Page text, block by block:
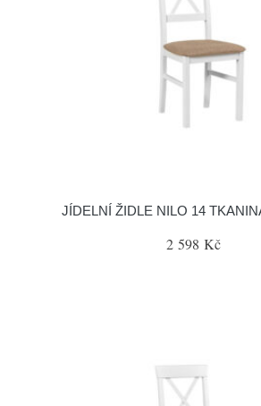
JÍDELNÍ ŽIDLE NILO 14
2 598 Kč